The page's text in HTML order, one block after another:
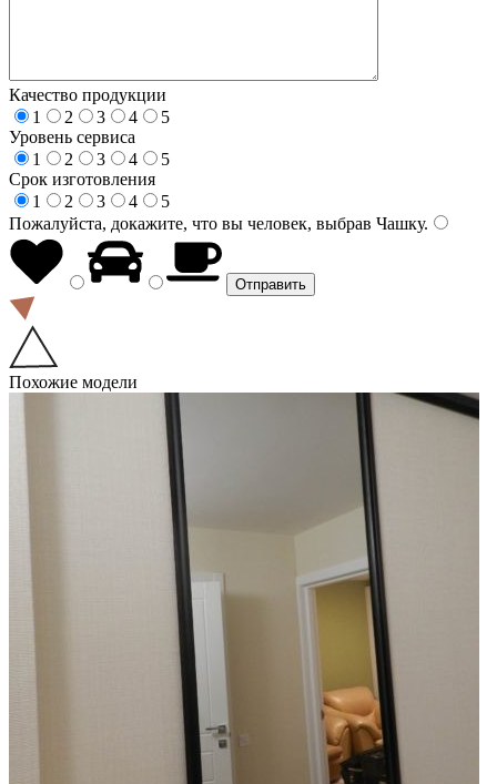
Качество продукции
1
2 3 4
5
Уровень сервиса
1
2 3 4
5
Срок изготовления
1
2 3 4
5
Пожалуйста, докажите, что вы человек, выбрав Чашку.
Похожие модели